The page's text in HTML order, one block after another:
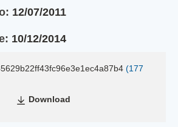
12/07/2011
10/12/2014
(177
Download